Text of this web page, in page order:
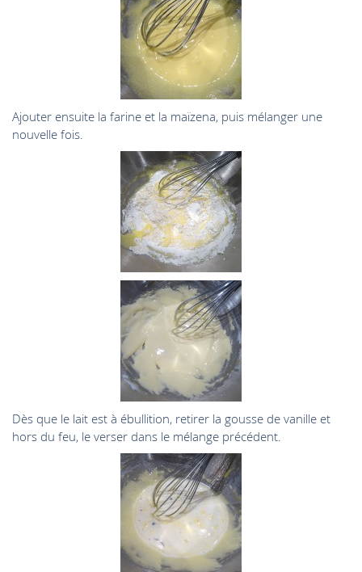
Ajouter ensuite la farine et la maïzena, puis mélanger une
nouvelle fois.
Dès que le lait est à ébullition, retirer la gousse de vanille et
hors du feu, le verser dans le mélange précédent.